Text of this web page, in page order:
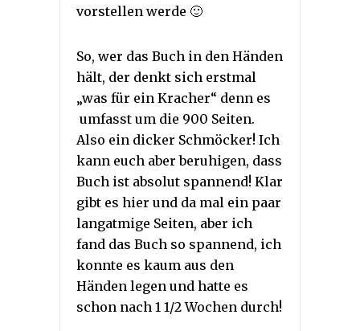
vorstellen werde 🙂
So, wer das Buch in den Händen
hält, der denkt sich erstmal
„was für ein Kracher“ denn es
umfasst um die 900 Seiten.
Also ein dicker Schmöcker! Ich
kann euch aber beruhigen, dass
Buch ist absolut spannend! Klar
gibt es hier und da mal ein paar
langatmige Seiten, aber ich
fand das Buch so spannend, ich
konnte es kaum aus den
Händen legen und hatte es
schon nach 1 1/2 Wochen durch!